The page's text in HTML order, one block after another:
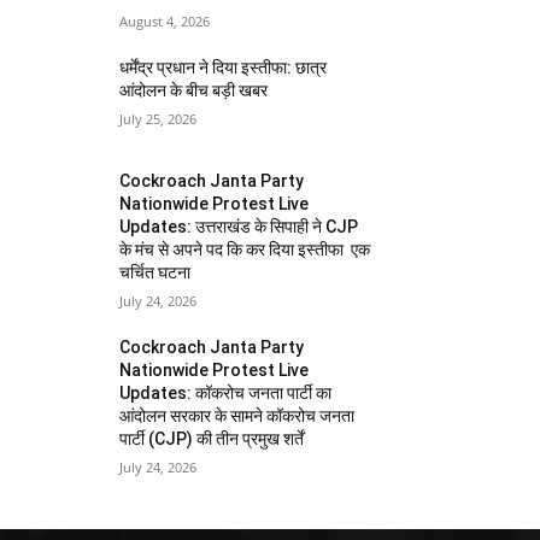
August 4, 2026
धर्मेंद्र प्रधान ने दिया इस्तीफा: छात्र
आंदोलन के बीच बड़ी खबर
July 25, 2026
Cockroach Janta Party
Nationwide Protest Live
Updates: उत्तराखंड के सिपाही ने CJP
के मंच से अपने पद कि कर दिया इस्तीफा एक
चर्चित घटना
July 24, 2026
Cockroach Janta Party
Nationwide Protest Live
Updates: कॉकरोच जनता पार्टी का
आंदोलन सरकार के सामने कॉकरोच जनता
पार्टी (CJP) की तीन प्रमुख शर्तें
July 24, 2026